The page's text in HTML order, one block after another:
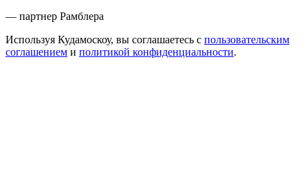
— партнер Рамблера
Используя Кудамоскоу, вы соглашаетесь с пользовательским
соглашением и политикой конфиденциальности.